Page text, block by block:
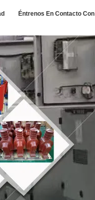
Éntrenos En Contacto Con